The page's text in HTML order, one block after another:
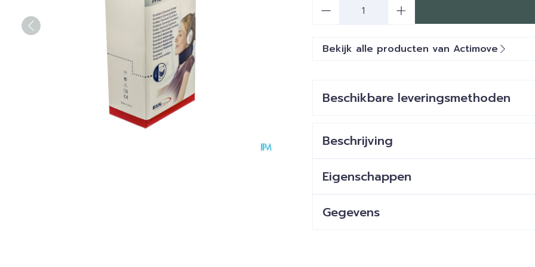
Bekijk alle producten van Actimove
Beschikbare leveringsmethoden
Beschrijving
Eigenschappen
Gegevens